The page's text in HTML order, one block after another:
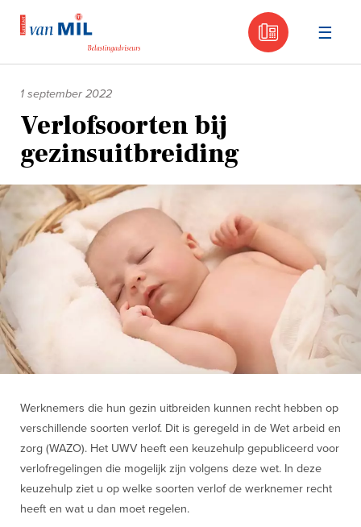
030 -
inhoud
1 september 2022
Verlofsoorten bij
gezinsuitbreiding
Werknemers die hun gezin uitbreiden kunnen recht hebben op
verschillende soorten verlof. Dit is geregeld in de Wet arbeid en
zorg (WAZO). Het UWV heeft een keuzehulp gepubliceerd voor
verlofregelingen die mogelijk zijn volgens deze wet. In deze
keuzehulp ziet u op welke soorten verlof de werknemer recht
heeft en wat u dan moet regelen.